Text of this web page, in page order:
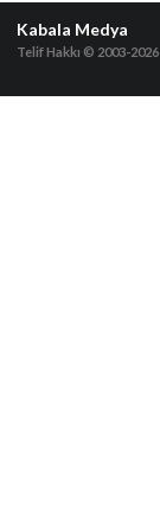
Kabala Medya
Telif Hakkı © 2003-2026